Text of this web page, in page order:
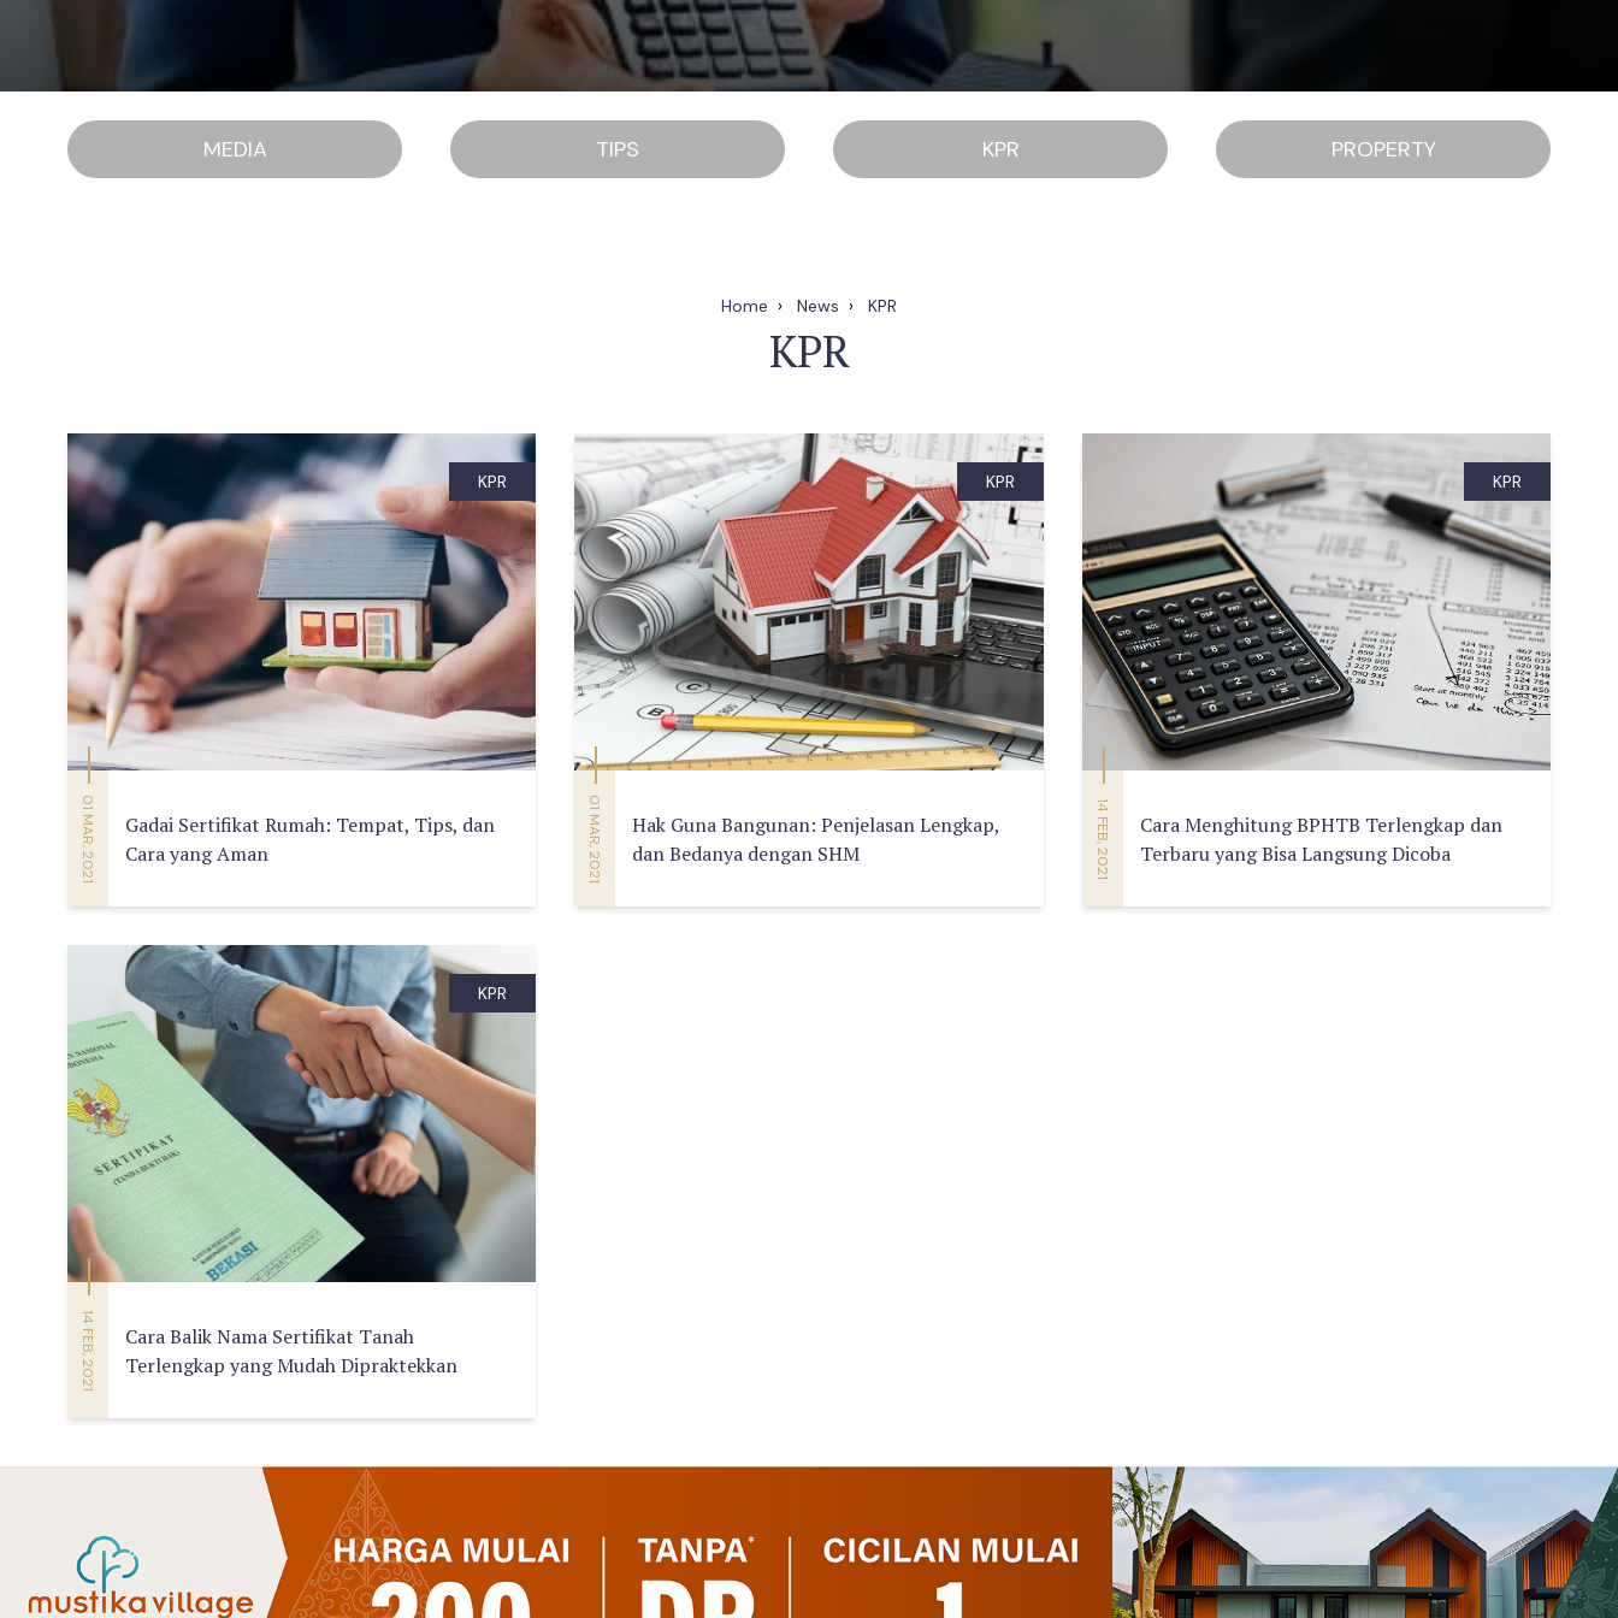
MEDIA TIPS KPR PROPERTY
Home News KPR
KPR
KPR
01 MAR, 2021
Gadai Sertifikat Rumah: Tempat, Tips, dan
Cara yang Aman
KPR
01 MAR, 2021
Hak Guna Bangunan: Penjelasan Lengkap,
dan Bedanya dengan SHM
KPR
14 FEB, 2021
Cara Menghitung BPHTB Terlengkap dan
Terbaru yang Bisa Langsung Dicoba
KPR
14 FEB, 2021
Cara Balik Nama Sertifikat Tanah
Terlengkap yang Mudah Dipraktekkan